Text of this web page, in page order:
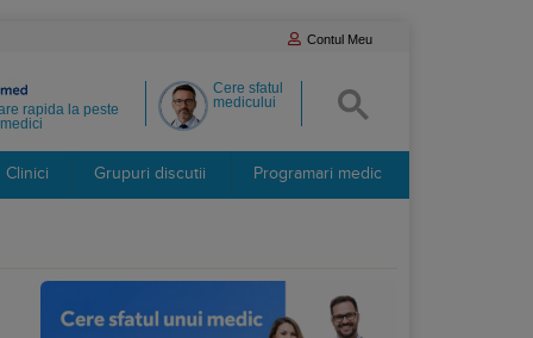
Contul Meu
Cere sfatul
medicului
rapida la peste
Clinici Grupuri discutii Programari medic